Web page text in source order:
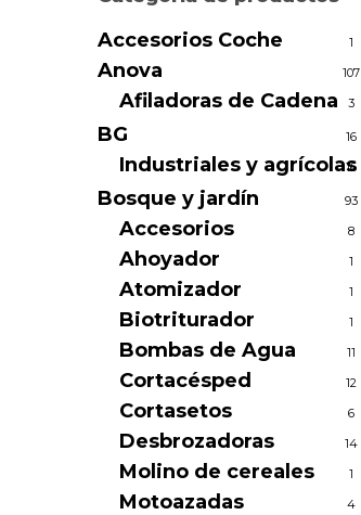
Accesorios Coche 1
Anova 107
Afiladoras de Cadena 3
BG 16
Industriales y agrícolas
16
Bosque y jardín 93
Accesorios 8
Ahoyador 1
Atomizador 1
Biotriturador 1
Bombas de Agua 11
Cortacésped 12
Cortasetos 6
Desbrozadoras 14
Molino de cereales 1
Motoazadas 4